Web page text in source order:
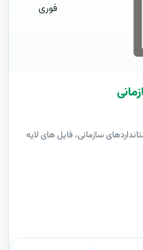
فوری
سازمانی، فایل های لایه